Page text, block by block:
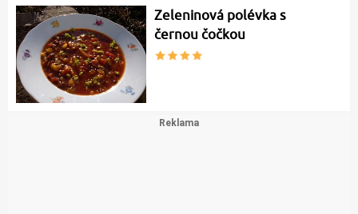
Zeleninová polévka s
černou čočkou